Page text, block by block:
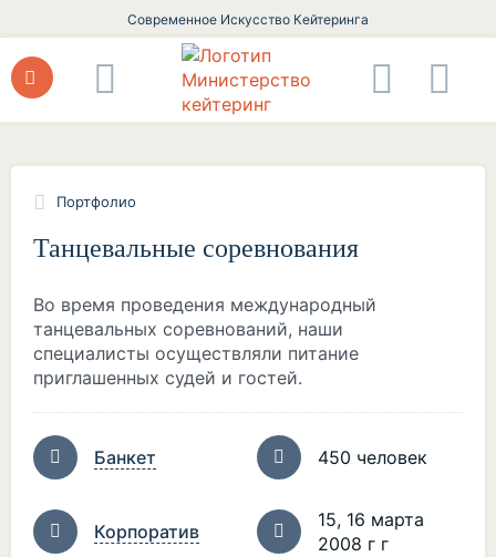
Современное Искусство Кейтеринга
Портфолио
Танцевальные соревнования
Во время проведения международный
танцевальных соревнований, наши
специалисты осуществляли питание
приглашенных судей и гостей.
Банкет 450 человек
Корпоратив
15, 16 марта
2008 г г